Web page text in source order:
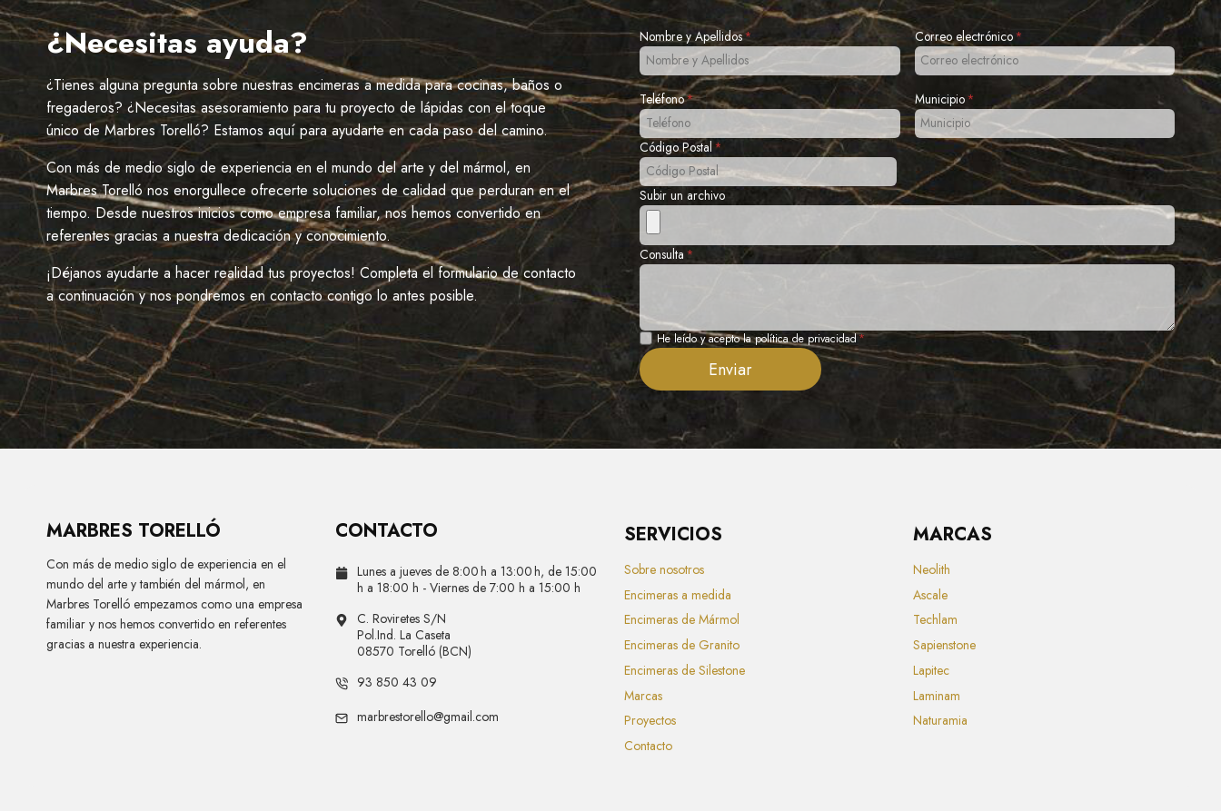
CONOCER
ASCALE!
¿Necesitas ayuda?
¿Tienes alguna pregunta sobre nuestras encimeras a medida para cocinas, baños o
fregaderos? ¿Necesitas asesoramiento para tu proyecto de lápidas con el toque
único de Marbres Torelló? Estamos aquí para ayudarte en cada paso del camino.
Con más de medio siglo de experiencia en el mundo del arte y del mármol, en
Marbres Torelló nos enorgullece ofrecerte soluciones de calidad que perduran en el
tiempo. Desde nuestros inicios como empresa familiar, nos hemos convertido en
referentes gracias a nuestra dedicación y conocimiento.
¡Déjanos ayudarte a hacer realidad tus proyectos! Completa el formulario de contacto
a continuación y nos pondremos en contacto contigo lo antes posible.
Nombre y Apellidos* Correo electrónico*
Teléfono* Municipio*
Código Postal *
Subir un archivo
Consulta *
Privacidad
He leído y acepto la política de privacidad*
Enviar
MARBRES TORELLÓ
Con más de medio siglo de experiencia en el
mundo del arte y también del mármol, en
Marbres Torelló empezamos como una empresa
familiar y nos hemos convertido en referentes
gracias a nuestra experiencia.
CONTACTO
Lunes a jueves de 8:00 h a 13:00 h, de 15:00
h a 18:00 h - Viernes de 7:00 h a 15:00 h
C. Roviretes S/N
Pol.Ind. La Caseta
08570 Torelló (BCN)
93 850 43 09
marbrestorello@gmail.com
SERVICIOS
Sobre nosotros
Encimeras a medida
Encimeras de Mármol
Encimeras de Granito
Encimeras de Silestone
Marcas
Proyectos
Contacto
MARCAS
Neolith
Ascale
Techlam
Sapienstone
Lapitec
Laminam
Naturamia